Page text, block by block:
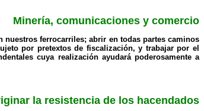
Minería, comunicaciones y comercio
ferrocarriles; abrir en todas partes caminos
por pretextos de fiscalización, y trabajar por el
cuya realización ayudará poderosamente a
la resistencia de los hacendados